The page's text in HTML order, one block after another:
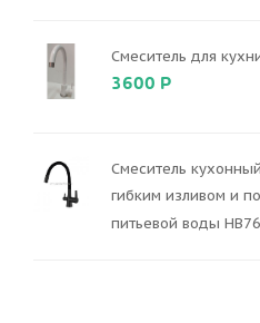
Смеситель для
3600 Р
Смеситель
гибким изливом и
питьевой воды